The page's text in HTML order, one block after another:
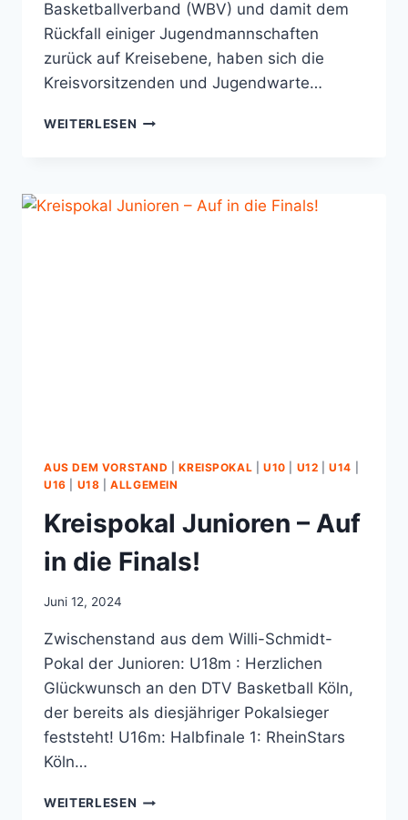
Basketballverband (WBV) und damit dem
Rückfall einiger Jugendmannschaften
zurück auf Kreisebene, haben sich die
Kreisvorsitzenden und Jugendwarte…
WEITERLESEN GEMEINSAME
SAISON
2024/2025
AUS DEM VORSTAND |KREISPOKAL |U10 U12 |U14
U16
U18 |ALLGEMEIN
Kreispokal Junioren – Auf
in die Finals!
Juni 12, 2024
Zwischenstand aus dem Willi-Schmidt-
Pokal der Junioren: U18m : Herzlichen
Glückwunsch an den DTV Basketball Köln,
der bereits als diesjähriger Pokalsieger
feststeht! U16m: Halbfinale 1: RheinStars
Köln…
WEITERLESEN KREISPOKAL